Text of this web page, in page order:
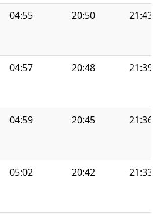
04:55 20:50 21:43
04:57 20:48 21:39
04:59 20:45 21:36
05:02 20:42 21:33